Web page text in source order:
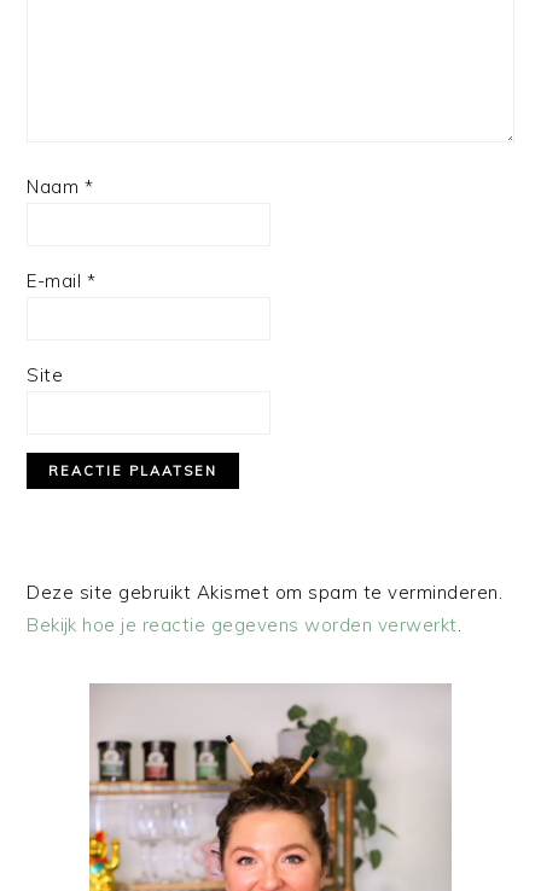
Naam *
E-mail *
Site
Deze site gebruikt Akismet om spam te verminderen.
Bekijk hoe je reactie gegevens worden verwerkt